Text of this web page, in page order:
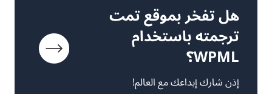
هل تفخر بموقع تمت
ترجمته باستخدام
WPML؟
إذن شارك إبداعك مع العالم!